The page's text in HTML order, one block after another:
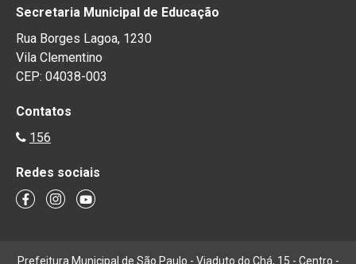
Secretaria Municipal de Educação
Rua Borges Lagoa, 1230
Vila Clementino
CEP: 04038-003
Contatos
156
Redes sociais
Prefeitura Municipal de São Paulo - Viaduto do Chá, 15 - Centro -